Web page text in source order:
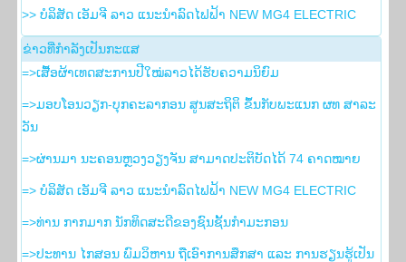
>> ບໍລິສັດ ເອັມຈີ ລາວ ແນະນຳລົດໄຟຟ້າ NEW MG4 ELECTRIC
ຂ່າວ​ທີ່​ກຳ​ລັງ​ເປັນ​ກະ​ແສ
=>ເສື້ອຜ້າເທດສະການປີໃໝ່ລາວໄດ້ຮັບຄວາມນິຍົມ
=>ມອບໂອນວຽກ-ບຸກຄະລາກອນ ສູນສະຖິຕິ ຂຶ້ນກັບພະແນກ ຜທ ສາລະ
ວັນ
=>ຜ່ານມາ ນະຄອນຫຼວງວຽງຈັນ ສາມາດປະຕິບັດໄດ້ 74 ຄາດໝາຍ
=> ບໍລິສັດ ເອັມຈີ ລາວ ແນະນຳລົດໄຟຟ້າ NEW MG4 ELECTRIC
=>ທ່ານ ກາກມາກ ນັກທິດສະດີຂອງຊົນຊັ້ນກຳມະກອນ
=>ປະທານ ໄກສອນ ພົມວິຫານ ຖືເອົາການສຶກສາ ແລະ ການຮຽນຮູ້ເປັນ